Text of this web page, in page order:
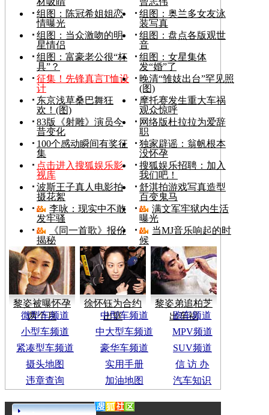
组图：陈冠希姐姐恋
情曝光
组图：奥兰多女友泳
装写真
组图：当众激吻的明
星情侣
组图：盘点各版观世
音
组图：富豪老公很“杯
具”？
组图：女星集体
发“婚”了
征集！先锋真言T恤设
计
晚清“雏妓出台”罕见照
(图)
东京浅草桑巴舞狂
欢！(图)
摩托赛发生重大车祸
观众惊呼
83版《射雕》演员今
昔变化
网络版杜拉拉为爱辞
职
100个感动瞬间有奖征
集
独家辟谣：翁帆根本
没怀孕
点击进入搜狐娱乐影
视库
搜狐娱乐招聘：加入
我们吧！
波斯王子真人电影拍
摄花絮
舒淇拍游戏写真造型
百变鬼马
李咏：现实中不敢
发牢骚
满文军牢狱内生活
曝光
《同一首歌》报价
揭秘
当MJ音乐响起的时
候
黎姿被曝怀孕
两个月
徐怀钰为合约
出庭
黎姿弟追柏芝
出车祸
微型车频道 中型车频道
跑车频道
小型车频道
中大型车频道
MPV频道
紧凑型车频道
豪华车频道
SUV频道
摄头地图
实用手册
信 访 办
违章查询
加油地图 汽车知识